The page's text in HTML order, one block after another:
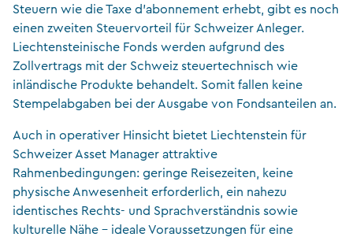
Steuern wie die Taxe d’abonnement erhebt, gibt es noch
einen zweiten Steuervorteil für Schweizer Anleger.
Liechtensteinische Fonds werden aufgrund des
Zollvertrags mit der Schweiz steuertechnisch wie
inländische Produkte behandelt. Somit fallen keine
Stempelabgaben bei der Ausgabe von Fondsanteilen an.
Auch in operativer Hinsicht bietet Liechtenstein für
Schweizer Asset Manager attraktive
Rahmenbedingungen: geringe Reisezeiten, keine
physische Anwesenheit erforderlich, ein nahezu
identisches Rechts- und Sprachverständnis sowie
kulturelle Nähe – ideale Voraussetzungen für eine